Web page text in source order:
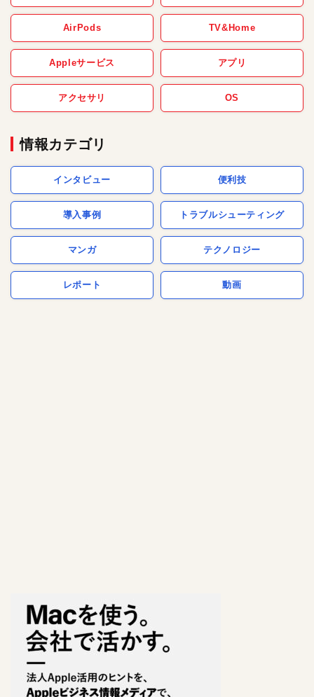
AirPods TV&Home
Appleサービス アプリ
アクセサリ OS
情報カテゴリ
インタビュー 便利技
導入事例 トラブルシューティング
マンガ テクノロジー
レポート 動画